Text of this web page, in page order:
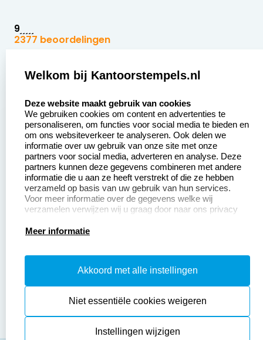
9
2377 beoordelingen
Zakelijk:
Aanvraag op maat
Betaling &
Verzending
Wederverkoper
worden
Sale
Klantenservice:
Contact opnemen
Veel gestelde vragen
Retourneren
Herroepingsrecht
Productinformatie:
Instructiepagina
Safety Sheets
Sitemap
Welkom bij Kantoorstempels.nl
Deze website maakt gebruik van cookies
We gebruiken cookies om content en advertenties te
personaliseren, om functies voor social media te bieden en
om ons websiteverkeer te analyseren. Ook delen we
informatie over uw gebruik van onze site met onze
partners voor social media, adverteren en analyse. Deze
partners kunnen deze gegevens combineren met andere
informatie die u aan ze heeft verstrekt of die ze hebben
verzameld op basis van uw gebruik van hun services.
Voor meer informatie over de gegevens welke wij
verzamelen verwijzen wij u graag door naar ons privacy
Meer informatie
Akkoord met alle instellingen
Niet essentiële cookies weigeren
Instellingen wijzigen